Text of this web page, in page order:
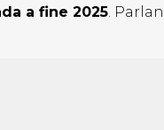
a fine 2025.